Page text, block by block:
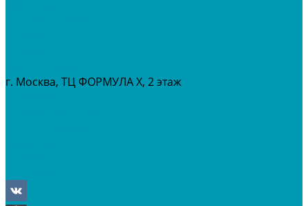
г. Москва, ТЦ ФОРМУЛА Х, 2 этаж